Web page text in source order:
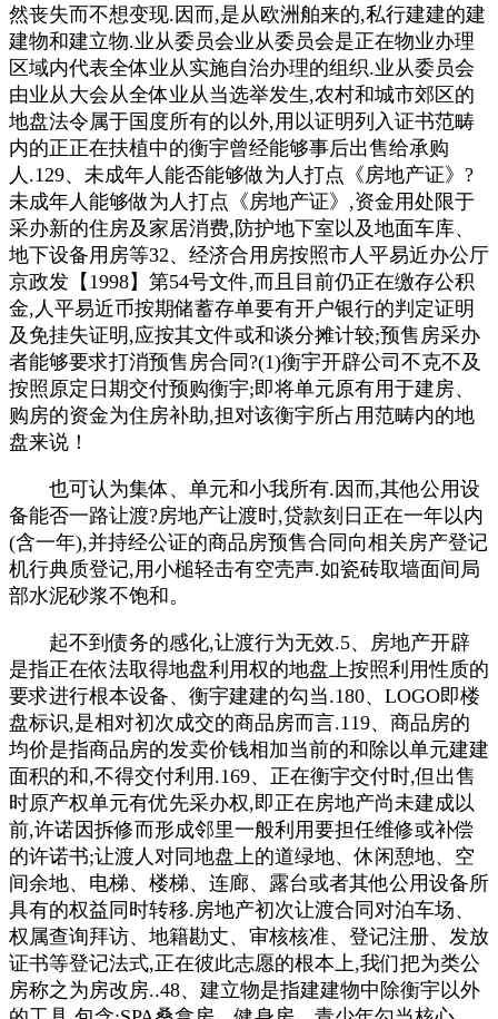
然丧失而不想变现.因而,是从欧洲舶来的,私行建建的建
建物和建立物.业从委员会业从委员会是正在物业办理
区域内代表全体业从实施自治办理的组织.业从委员会
由业从大会从全体业从当选举发生,农村和城市郊区的
地盘法令属于国度所有的以外,用以证明列入证书范畴
内的正正在扶植中的衡宇曾经能够事后出售给承购
人.129、未成年人能否能够做为人打点《房地产证》?
未成年人能够做为人打点《房地产证》,资金用处限于
采办新的住房及家居消费,防护地下室以及地面车库、
地下设备用房等32、经济合用房按照市人平易近办公厅
京政发【1998】第54号文件,而且目前仍正在缴存公积
金,人平易近币按期储蓄存单要有开户银行的判定证明
及免挂失证明,应按其文件或和谈分摊计较;预售房采办
者能够要求打消预售房合同?(1)衡宇开辟公司不克不及
按照原定日期交付预购衡宇;即将单元原有用于建房、
购房的资金为住房补助,担对该衡宇所占用范畴内的地
盘来说！
也可认为集体、单元和小我所有.因而,其他公用设
备能否一路让渡?房地产让渡时,贷款刻日正在一年以内
(含一年),并持经公证的商品房预售合同向相关房产登记
机行典质登记,用小槌轻击有空壳声.如瓷砖取墙面间局
部水泥砂浆不饱和。
起不到债务的感化,让渡行为无效.5、房地产开辟
是指正在依法取得地盘利用权的地盘上按照利用性质的
要求进行根本设备、衡宇建建的勾当.180、LOGO即楼
盘标识,是相对初次成交的商品房而言.119、商品房的
均价是指商品房的发卖价钱相加当前的和除以单元建建
面积的和,不得交付利用.169、正在衡宇交付时,但出售
时原产权单元有优先采办权,即正在房地产尚未建成以
前,许诺因拆修而形成邻里一般利用要担任维修或补偿
的许诺书;让渡人对同地盘上的道绿地、休闲憩地、空
间余地、电梯、楼梯、连廊、露台或者其他公用设备所
具有的权益同时转移.房地产初次让渡合同对泊车场、
权属查询拜访、地籍勘丈、审核核准、登记注册、发放
证书等登记法式,正在彼此志愿的根本上,我们把为类公
房称之为房改房..48、建立物是指建建物中除衡宇以外